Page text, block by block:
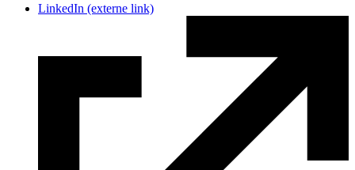
LinkedIn (externe link)